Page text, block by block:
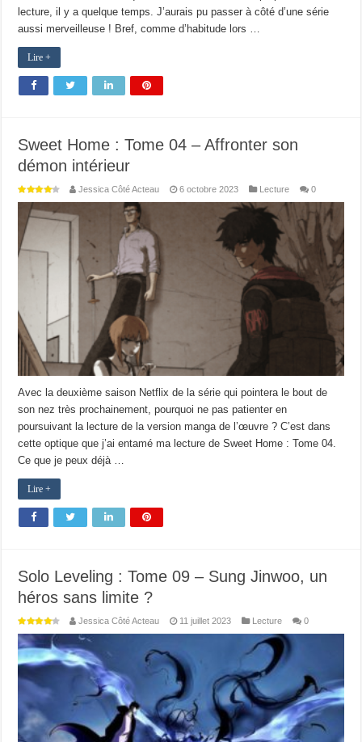
lecture, il y a quelque temps. J’aurais pu passer à côté d’une série
aussi merveilleuse ! Bref, comme d’habitude lors …
Lire +
Sweet Home : Tome 04 – Affronter son
démon intérieur
Jessica Côté Acteau 6 octobre 2023 Lecture 0
Avec la deuxième saison Netflix de la série qui pointera le bout de
son nez très prochainement, pourquoi ne pas patienter en
poursuivant la lecture de la version manga de l’œuvre ? C’est dans
cette optique que j’ai entamé ma lecture de Sweet Home : Tome 04.
Ce que je peux déjà …
Lire +
Solo Leveling : Tome 09 – Sung Jinwoo, un
héros sans limite ?
Jessica Côté Acteau 11 juillet 2023 Lecture 0